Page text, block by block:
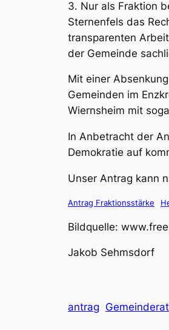
3. Nur als Fraktion
Sternenfels das
transparenten
der Gemeinde
Mit einer
Gemeinden im
Wiernsheim mit
In Anbetracht der
Demokratie auf
Unser Antrag kann
Antrag Fraktionsstärke
Bildquelle:
Jakob Sehmsdorf
antrag Gemeinderat